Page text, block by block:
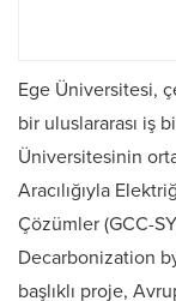
Ege Üniversitesi,
bir uluslararası iş
Üniversitesinin
Aracılığıyla
Çözümler (GCC-
Decarbonization
başlıklı proje,